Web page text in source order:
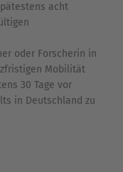
acht
oder Forscherin in
Mobilität
30 Tage vor
in Deutschland zu